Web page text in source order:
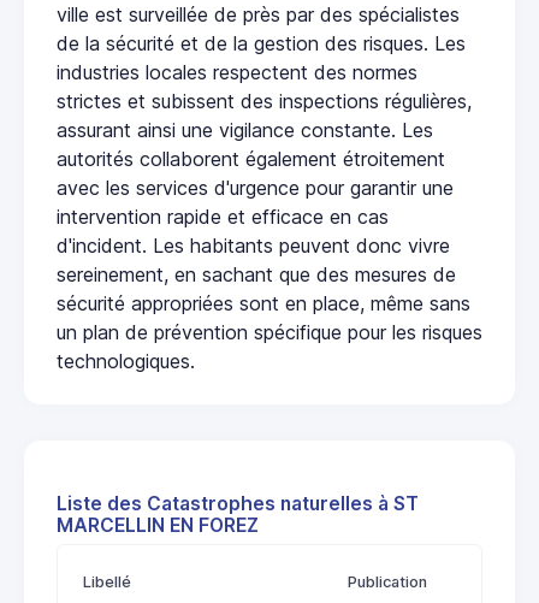
ville est surveillée de près par des spécialistes
de la sécurité et de la gestion des risques. Les
industries locales respectent des normes
strictes et subissent des inspections régulières,
assurant ainsi une vigilance constante. Les
autorités collaborent également étroitement
avec les services d'urgence pour garantir une
intervention rapide et efficace en cas
d'incident. Les habitants peuvent donc vivre
sereinement, en sachant que des mesures de
sécurité appropriées sont en place, même sans
un plan de prévention spécifique pour les risques
technologiques.
Liste des Catastrophes naturelles à ST
MARCELLIN EN FOREZ
Libellé Publication